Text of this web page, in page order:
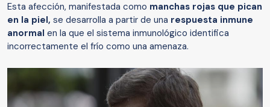
Esta afección, manifestada como manchas rojas que pican
en la piel, se desarrolla a partir de una respuesta inmune
anormal en la que el sistema inmunológico identifica
incorrectamente el frío como una amenaza.